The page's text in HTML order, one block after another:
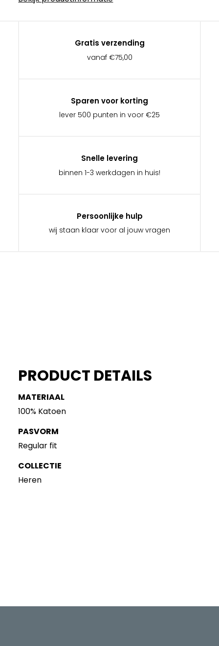
Gratis verzending
vanaf €75,00
Sparen voor korting
lever 500 punten in voor €25
Snelle levering
binnen 1-3 werkdagen in huis!
Persoonlijke hulp
wij staan klaar voor al jouw vragen
PRODUCT DETAILS
MATERIAAL
100% Katoen
PASVORM
Regular fit
COLLECTIE
Heren